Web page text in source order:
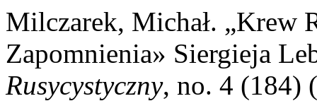
Milczarek, Michał. „Krew
Zapomnienia» Siergieja
Rusycystyczny, no. 4 (184)